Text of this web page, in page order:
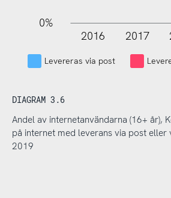
0%
2016 2017
Levereras via post
DIAGRAM 3.6
Andel av internetanvändarna (16+ år),
på internet med leverans via post eller
2019